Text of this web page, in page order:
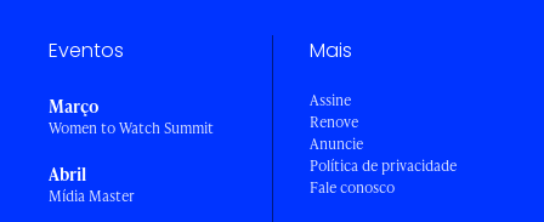
Eventos
Março
Women to Watch Summit
Abril
Mídia Master
Mais
Assine
Renove
Anuncie
Política de privacidade
Fale conosco